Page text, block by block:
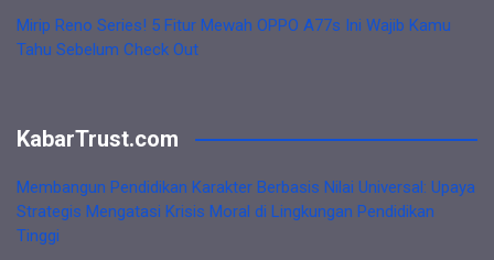
Mirip Reno Series! 5 Fitur Mewah OPPO A77s Ini Wajib Kamu
Tahu Sebelum Check Out
KabarTrust.com
Membangun Pendidikan Karakter Berbasis Nilai Universal: Upaya
Strategis Mengatasi Krisis Moral di Lingkungan Pendidikan
Tinggi